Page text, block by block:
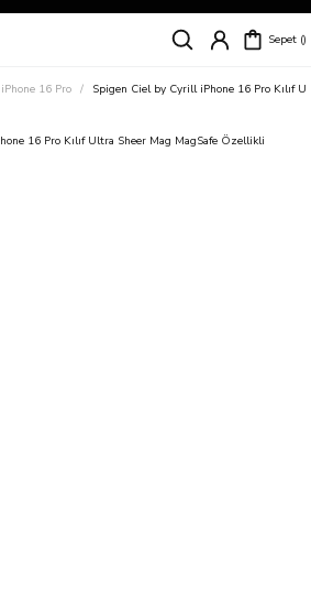
Siparişleriniz
Süper İndirimli Fiyatlar
Sepet
iPhone 16 Pro Spigen Ciel by Cyrill iPhone 16 Pro Kılıf